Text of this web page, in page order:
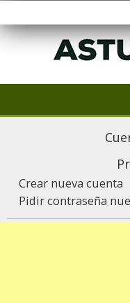
Crear nueva cuenta
Pidir contraseña